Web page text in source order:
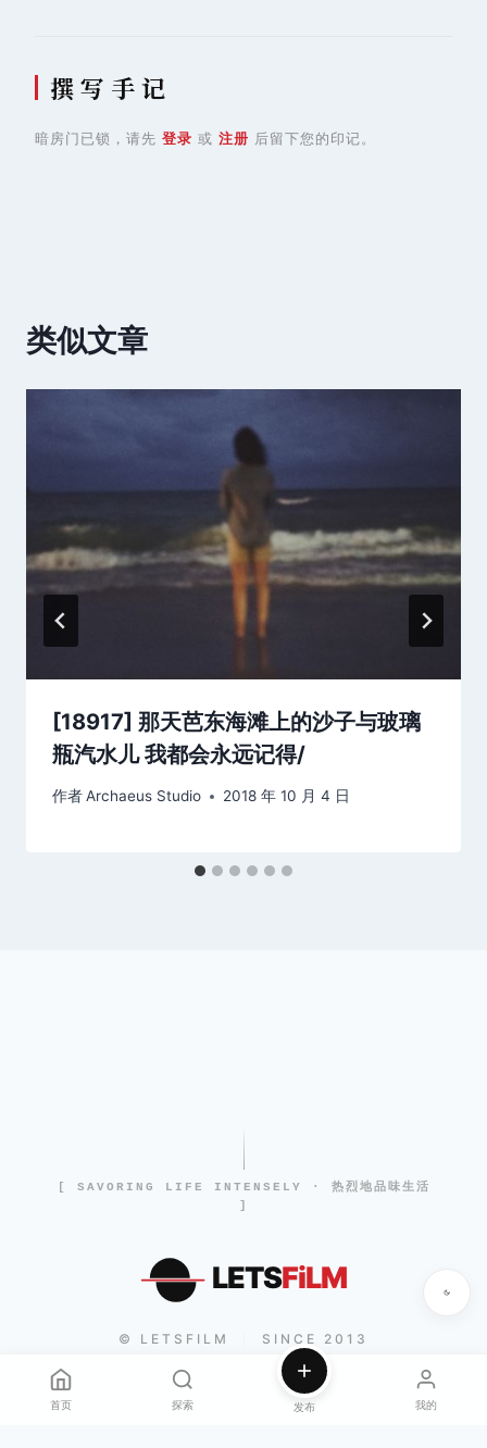
撰 写 手 记
暗房门已锁，请先 登录 或 注册 后留下您的印记。
类似文章
[18917] 那天芭东海滩上的沙子与玻璃
瓶汽水儿 我都会永远记得/
作者Archaeus Studio 2018 年 10 月 4 日
[ SAVORING LIFE INTENSELY · 热烈地品味生活
]
LETSFiLM
© LETSFILM SINCE 2013
首页 探索 发布 我的